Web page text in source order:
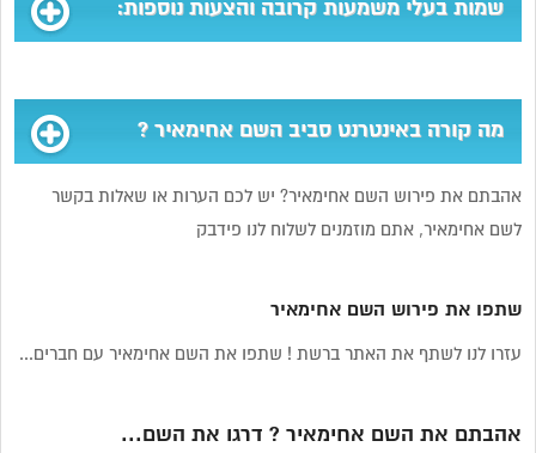
שמות בעלי משמעות קרובה והצעות נוספות:
מה קורה באינטרנט סביב השם אחימאיר ?
אהבתם את פירוש השם אחימאיר? יש לכם הערות או שאלות בקשר
לשם אחימאיר, אתם מוזמנים לשלוח לנו פידבק
שתפו את פירוש השם אחימאיר
עזרו לנו לשתף את האתר ברשת ! שתפו את השם אחימאיר עם חברים...
אהבתם את השם אחימאיר ? דרגו את השם...